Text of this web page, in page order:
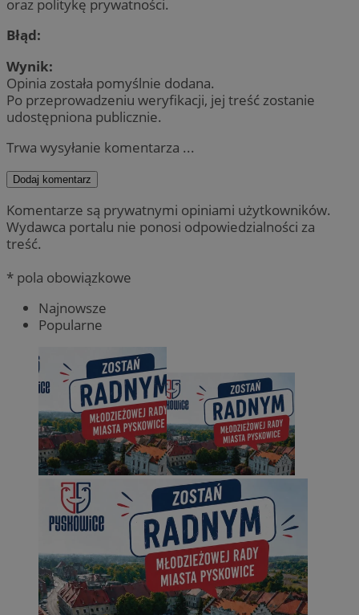
oraz politykę prywatności.
Błąd:
Wynik:
Opinia została pomyślnie dodana.
Po przeprowadzeniu weryfikacji, jej treść zostanie
udostępniona publicznie.
Trwa wysyłanie komentarza ...
Dodaj komentarz
Komentarze są prywatnymi opiniami użytkowników.
Wydawca portalu nie ponosi odpowiedzialności za
treść.
* pola obowiązkowe
Najnowsze
Popularne